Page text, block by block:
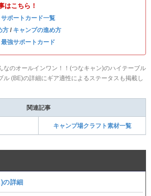
はこちら！
サポートカード一覧
方 / キャンプの進め方
最強サポートカード
のオールインワン！！(つなキャン)のハイテーブル
ル (BE)の詳細にギア適性によるステータスも掲載し
関連記事
キャンプ場クラフト素材一覧
の詳細